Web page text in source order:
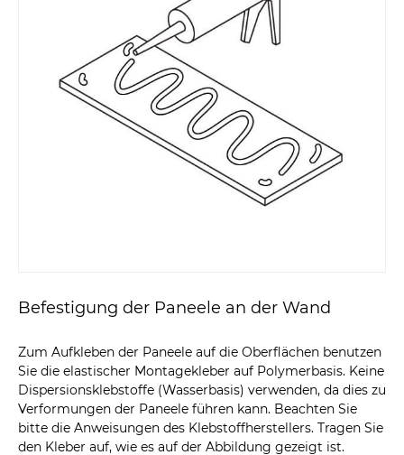
Befestigung der Paneele an der Wand
Zum Aufkleben der Paneele auf die Oberflächen benutzen
Sie die elastischer Montagekleber auf Polymerbasis. Keine
Dispersionsklebstoffe (Wasserbasis) verwenden, da dies zu
Verformungen der Paneele führen kann. Beachten Sie
bitte die Anweisungen des Klebstoffherstellers. Tragen Sie
den Kleber auf, wie es auf der Abbildung gezeigt ist.